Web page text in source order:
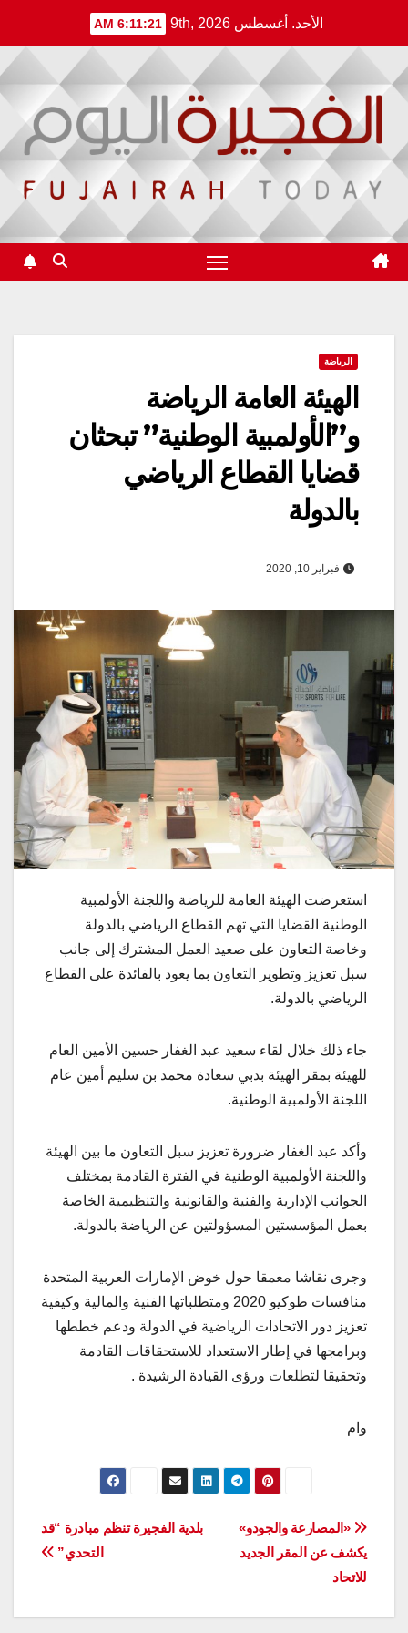
content
الأحد. أغسطس 9th, 2026 6:11:21 AM
الرياضة
الهيئة العامة الرياضة
و”الأولمبية الوطنية” تبحثان
قضايا القطاع الرياضي
بالدولة
فبراير 10, 2020
استعرضت الهيئة العامة للرياضة واللجنة الأولمبية
الوطنية القضايا التي تهم القطاع الرياضي بالدولة
وخاصة التعاون على صعيد العمل المشترك إلى جانب
سبل تعزيز وتطوير التعاون بما يعود بالفائدة على القطاع
الرياضي بالدولة.
جاء ذلك خلال لقاء سعيد عبد الغفار حسين الأمين العام
للهيئة بمقر الهيئة بدبي سعادة محمد بن سليم أمين عام
اللجنة الأولمبية الوطنية.
وأكد عبد الغفار ضرورة تعزيز سبل التعاون ما بين الهيئة
واللجنة الأولمبية الوطنية في الفترة القادمة بمختلف
الجوانب الإدارية والفنية والقانونية والتنظيمية الخاصة
بعمل المؤسستين المسؤولتين عن الرياضة بالدولة.
وجرى نقاشا معمقا حول خوض الإمارات العربية المتحدة
منافسات طوكيو 2020 ومتطلباتها الفنية والمالية وكيفية
تعزيز دور الاتحادات الرياضية في الدولة ودعم خططها
وبرامجها في إطار الاستعداد للاستحقاقات القادمة
وتحقيقا لتطلعات ورؤى القيادة الرشيدة .
وام
تصفّح
المقالات
بلدية الفجيرة تنظم مبادرة “قد
التحدي”
«المصارعة والجودو»
يكشف عن المقر الجديد
للاتحاد